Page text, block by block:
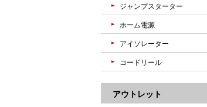
ジャンプスターター
ホーム電源
アイソレーター
コードリール
アウトレット